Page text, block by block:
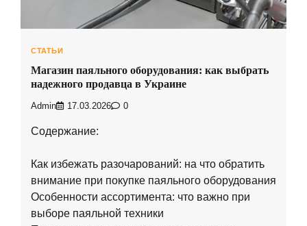
СТАТЬИ
Магазин паяльного оборудования: как выбрать
надежного продавца в Украине
Admin 17.03.2026 0
Содержание:
Как избежать разочарований: на что обратить
внимание при покупке паяльного оборудования
Особенности ассортимента: что важно при
выборе паяльной техники